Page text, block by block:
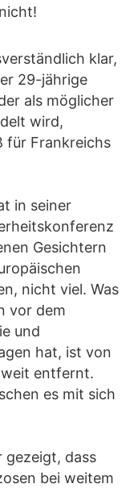
klar,
29-jährige
als möglicher
wird,
für Frankreichs
in seiner
Gesichtern
nicht viel. Was
vor dem
und
hat, ist von
weit entfernt.
es mit sich
gezeigt, dass
bei weitem